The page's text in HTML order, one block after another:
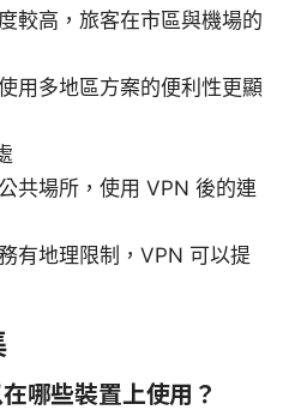
較高，旅客在市區與機場的
用多地區方案的便利性更顯
共場所，使用 VPN 後的連
有地理限制，VPN 可以提
哪些裝置上使用？